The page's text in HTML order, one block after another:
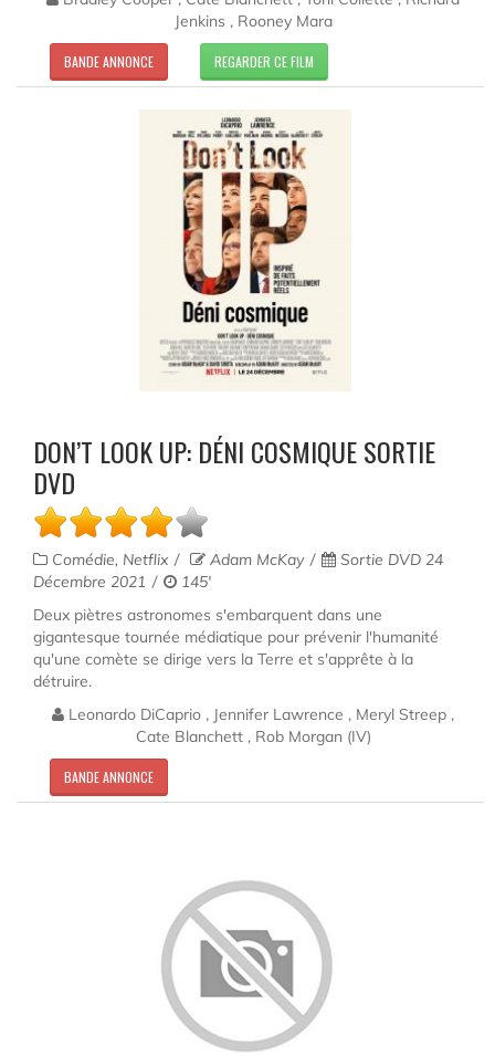
Jenkins , Rooney Mara
BANDE ANNONCE REGARDER CE FILM
DON’T LOOK UP: DÉNI COSMIQUE SORTIE
DVD
Comédie, Netflix Adam McKay
Sortie DVD 24
Décembre 2021
145'
Deux piètres astronomes s'embarquent dans une
gigantesque tournée médiatique pour prévenir l'humanité
qu'une comète se dirige vers la Terre et s'apprête à la
détruire.
Leonardo DiCaprio , Jennifer Lawrence , Meryl Streep ,
Cate Blanchett , Rob Morgan (IV)
BANDE ANNONCE